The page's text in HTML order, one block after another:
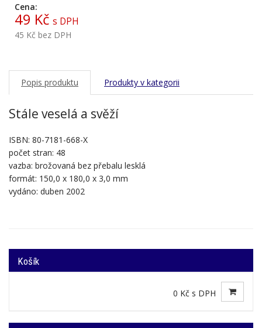
Cena:
49 Kč s DPH
45 Kč bez DPH
Popis produktu Produkty v kategorii
Stále veselá a svěží
ISBN: 80-7181-668-X
počet stran: 48
vazba: brožovaná bez přebalu lesklá
formát: 150,0 x 180,0 x 3,0 mm
vydáno: duben 2002
Košík
0 Kč s DPH